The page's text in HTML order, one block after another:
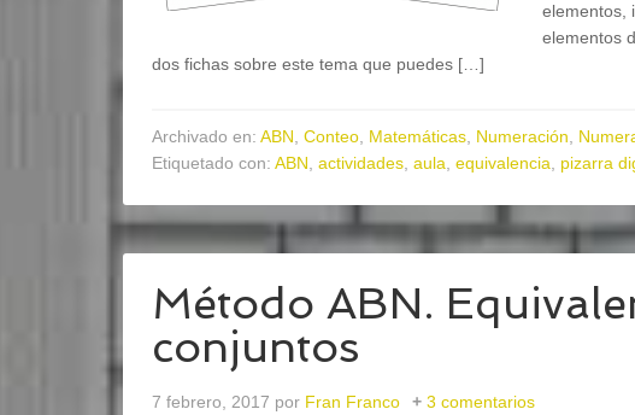
elementos,
elementos
dos fichas sobre este tema que puedes […]
Archivado en: ABN Conteo Matemáticas Numeración
Etiquetado con: ABN actividades aula equivalencia pizarra
Método ABN.
conjuntos
7 febrero, 2017 por Fran Franco 3 comentarios